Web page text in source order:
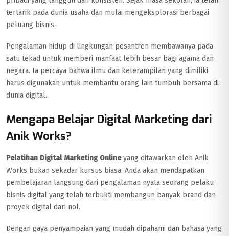
tertarik pada dunia usaha dan mulai mengeksplorasi berbagai
peluang bisnis.
Pengalaman hidup di lingkungan pesantren membawanya pada
satu tekad untuk memberi manfaat lebih besar bagi agama dan
negara. Ia percaya bahwa ilmu dan keterampilan yang dimiliki
harus digunakan untuk membantu orang lain tumbuh bersama di
dunia digital.
Mengapa Belajar Digital Marketing dari
Anik Works?
Pelatihan Digital Marketing Onlineyang ditawarkan oleh Anik
Works bukan sekadar kursus biasa. Anda akan mendapatkan
pembelajaran langsung dari pengalaman nyata seorang pelaku
bisnis digital yang telah terbukti membangun banyak brand dan
proyek digital dari nol.
Dengan gaya penyampaian yang mudah dipahami dan bahasa yang